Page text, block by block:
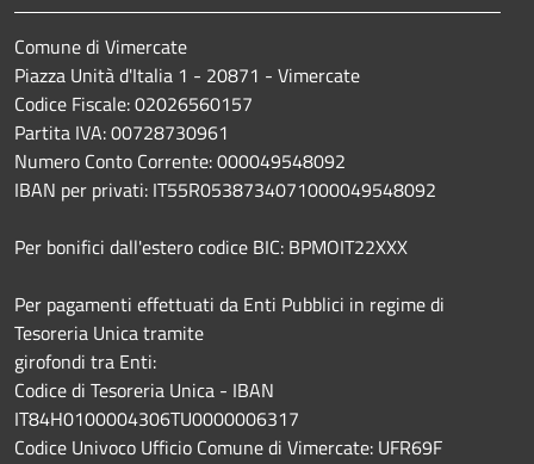
Comune di Vimercate
Piazza Unità d'Italia 1 - 20871 - Vimercate
Codice Fiscale: 02026560157
Partita IVA: 00728730961
Numero Conto Corrente: 000049548092
IBAN per privati: IT55R0538734071000049548092
Per bonifici dall'estero codice BIC: BPMOIT22XXX
Per pagamenti effettuati da Enti Pubblici in regime di
Tesoreria Unica tramite
girofondi tra Enti:
Codice di Tesoreria Unica - IBAN
IT84H0100004306TU0000006317
Codice Univoco Ufficio Comune di Vimercate: UFR69F